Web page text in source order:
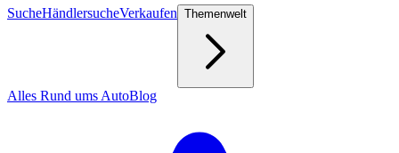
SucheHändlersucheVerkaufen Themenwelt
Alles Rund ums AutoBlog